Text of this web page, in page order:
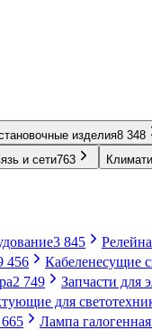
изделия8 348
и сети763
3 845
456 Кабеленесущие
2 749 Запчасти для
для
Лампа галогенная